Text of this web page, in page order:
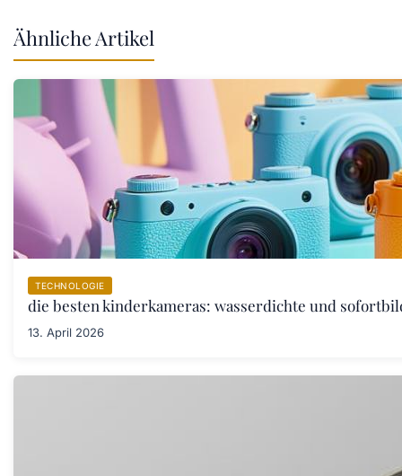
Ähnliche Artikel
TECHNOLOGIE
die besten kinderkameras: wasserdichte und
13. April 2026